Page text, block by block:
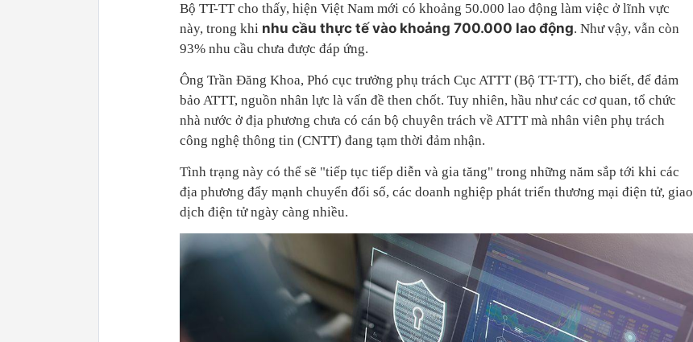
Bộ TT-TT cho thấy, hiện Việt Nam mới có khoảng 50.000 lao động làm việc ở lĩnh vực
này, trong khi nhu cầu thực tế vào khoảng 700.000 lao động. Như vậy, vẫn còn
93% nhu cầu chưa được đáp ứng.
Ông Trần Đăng Khoa, Phó cục trưởng phụ trách Cục ATTT (Bộ TT-TT), cho biết, để đảm
bảo ATTT, nguồn nhân lực là vấn đề then chốt. Tuy nhiên, hầu như các cơ quan, tổ chức
nhà nước ở địa phương chưa có cán bộ chuyên trách về ATTT mà nhân viên phụ trách
công nghệ thông tin (CNTT) đang tạm thời đảm nhận.
Tình trạng này có thể sẽ "tiếp tục tiếp diễn và gia tăng" trong những năm sắp tới khi các
địa phương đẩy mạnh chuyển đổi số, các doanh nghiệp phát triển thương mại điện tử, giao
dịch điện tử ngày càng nhiều.